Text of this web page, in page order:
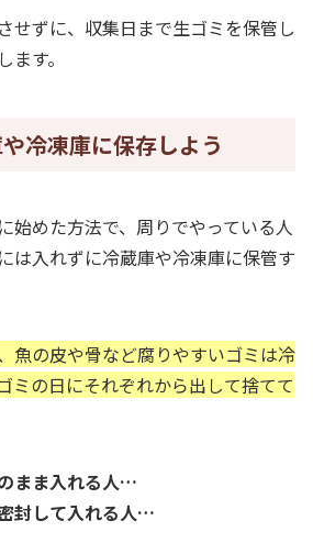
せずに、収集日まで生ゴミを保管し
す。
冷凍庫に保存しよう
始めた方法で、周りでやっている人
は入れずに冷蔵庫や冷凍庫に保管す
魚の皮や骨など腐りやすいゴミは冷
ミの日にそれぞれから出して捨てて
まま入れる人…
封して入れる人…